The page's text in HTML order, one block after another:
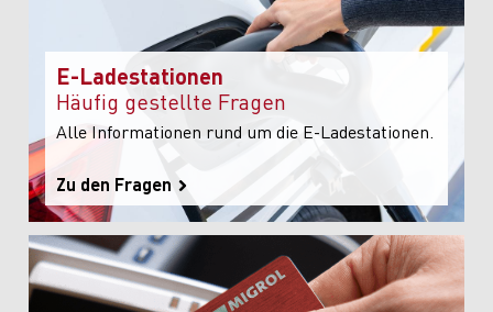
E-Ladestationen
Häufig gestellte Fragen
Alle Informationen rund um die E-Ladestationen.
Zu den Fragen